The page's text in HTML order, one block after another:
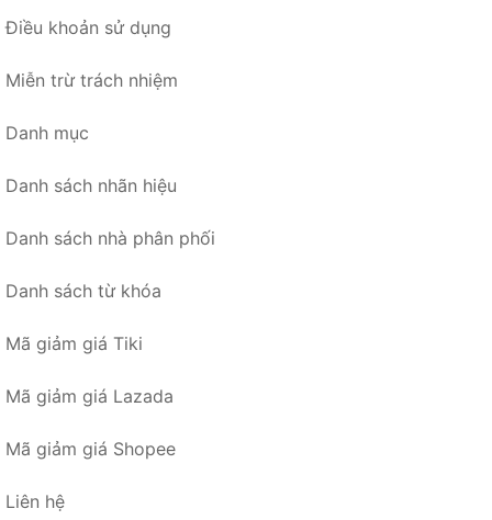
Điều khoản sử dụng
Miễn trừ trách nhiệm
Danh mục
Danh sách nhãn hiệu
Danh sách nhà phân phối
Danh sách từ khóa
Mã giảm giá Tiki
Mã giảm giá Lazada
Mã giảm giá Shopee
Liên hệ